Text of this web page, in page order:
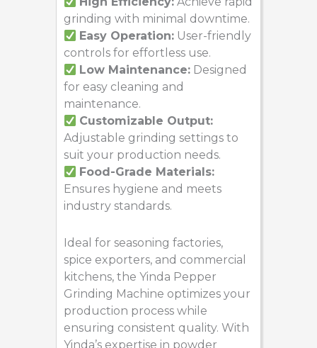
grinding with minimal downtime.
Easy Operation: User-friendly
controls for effortless use.
Low Maintenance: Designed
for easy cleaning and
maintenance.
Customizable Output:
Adjustable grinding settings to
suit your production needs.
Food-Grade Materials:
Ensures hygiene and meets
industry standards.
Ideal for seasoning factories,
spice exporters, and commercial
kitchens, the Yinda Pepper
Grinding Machine optimizes your
production process while
ensuring consistent quality. With
Yinda’s expertise in powder